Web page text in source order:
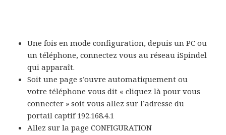
Une fois en mode configuration, depuis un PC ou
un téléphone, connectez vous au réseau iSpindel
qui apparaît.
Soit une page s’ouvre automatiquement ou
votre téléphone vous dit « cliquez là pour vous
connecter » soit vous allez sur l’adresse du
portail captif 192.168.4.1
Allez sur la page CONFIGURATION